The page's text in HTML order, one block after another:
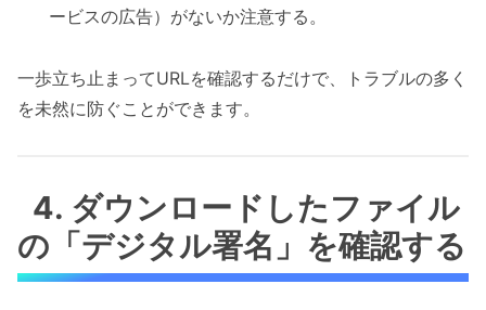
ービスの広告）がないか注意する。
一歩立ち止まってURLを確認するだけで、トラブルの多く
を未然に防ぐことができます。
4. ダウンロードしたファイル
の「デジタル署名」を確認する